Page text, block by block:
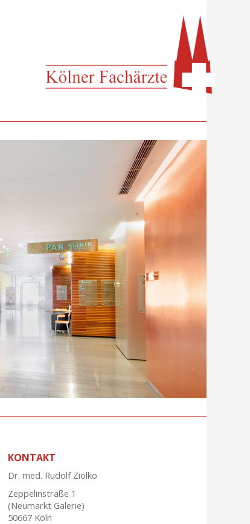
KONTAKT
Dr. med. Rudolf Ziolko
Zeppelinstraße 1
(Neumarkt Galerie)
50667 Köln